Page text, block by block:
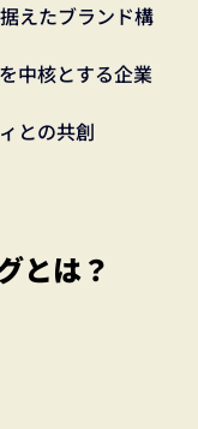
えたブランド構
中核とする企業
との共創
とは？